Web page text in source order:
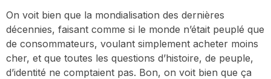
On voit bien que la mondialisation des dernières
décennies, faisant comme si le monde n’était peuplé que
de consommateurs, voulant simplement acheter moins
cher, et que toutes les questions d’histoire, de peuple,
d’identité ne comptaient pas. Bon, on voit bien que ça